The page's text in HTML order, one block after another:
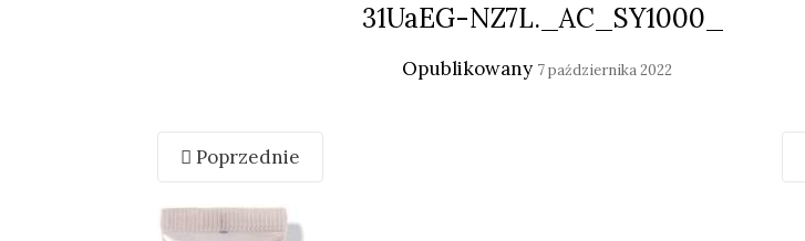
31UaEG-NZ7L._AC_SY1000_
Opublikowany 7 października 2022
Poprzednie